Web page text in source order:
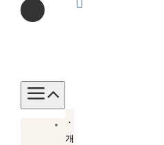
Toggle
Navigation
소
개